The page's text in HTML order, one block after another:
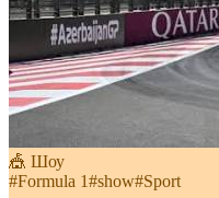
🎪 Шоу
#Formula 1#show#Sport